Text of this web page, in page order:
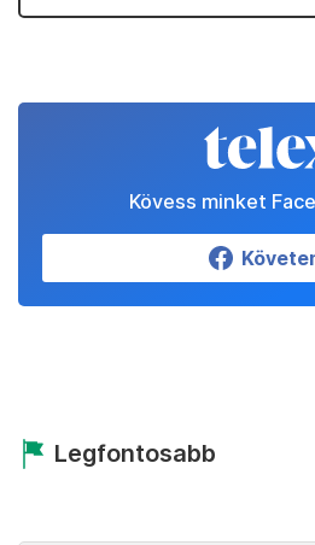
Kövess minket
Legfontosabb